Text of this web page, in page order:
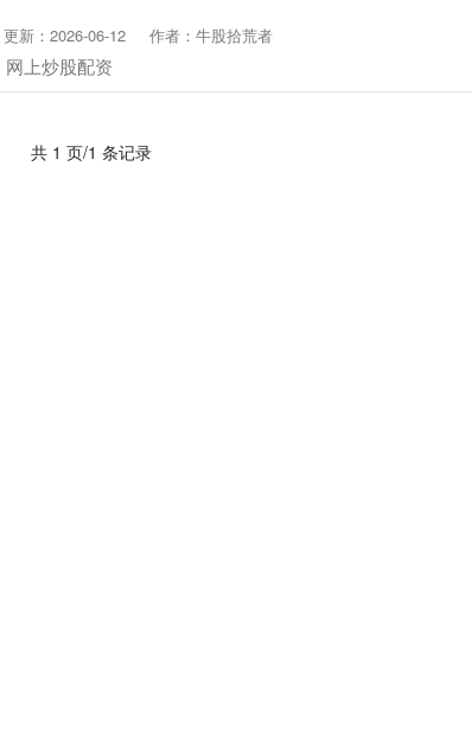
更新：2026-06-12 作者：牛股拾荒者
网上炒股配资
共 1 页/1 条记录